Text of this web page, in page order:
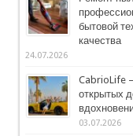
бытовой
качества
24.07.2026
CabrioLife
открытых
03.07.2026